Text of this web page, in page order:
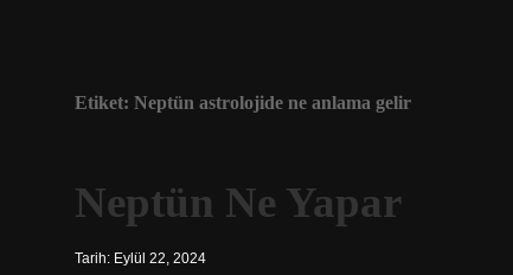
Etiket: Neptün astrolojide ne anlama gelir
Neptün Ne Yapar
Tarih: Eylül 22, 2024